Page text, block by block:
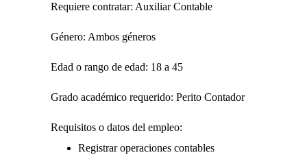
Requiere contratar: Auxiliar Contable
Género: Ambos géneros
Edad o rango de edad: 18 a 45
Grado académico requerido: Perito Contador
Requisitos o datos del empleo:
Registrar operaciones contables